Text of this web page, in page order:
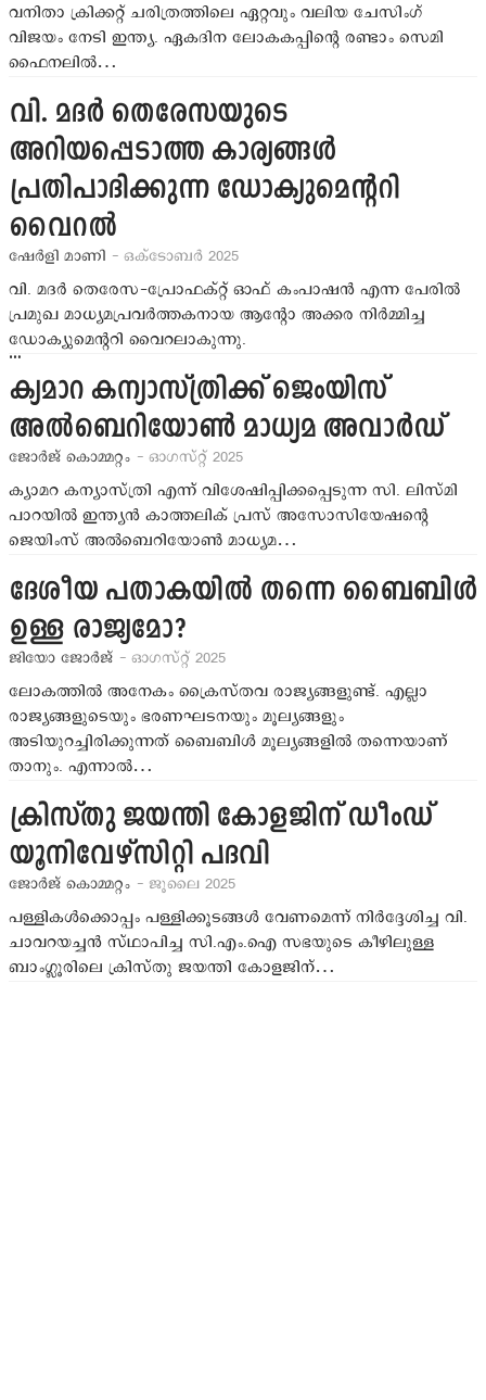
വനിതാ ക്രിക്കറ്റ് ചരിത്രത്തിലെ ഏറ്റവും വലിയ ചേസിംഗ്
വിജയം നേടി ഇന്ത്യ. ഏകദിന ലോകകപ്പിന്‍റെ രണ്ടാം സെമി
ഫൈനലില്‍…
വി. മദര്‍ തെരേസയുടെ
അറിയപ്പെടാത്ത കാര്യങ്ങള്‍
പ്രതിപാദിക്കുന്ന ഡോക്യുമെന്‍ററി
വൈറല്‍
ഷേര്‍ളി മാണി - ഒക്ടോബര്‍ 2025
വി. മദര്‍ തെരേസ-പ്രോഫക്റ്റ് ഓഫ് കംപാഷന്‍ എന്ന പേരില്‍
പ്രമുഖ മാധ്യമപ്രവര്‍ത്തകനായ ആന്‍റോ അക്കര നിര്‍മ്മിച്ച
ഡോക്യുമെന്‍ററി വൈറലാകുന്നു.
…
ക്യമാറ കന്യാസ്ത്രിക്ക് ജെംയിസ്
അല്‍ബെറിയോണ്‍ മാധ്യമ അവാര്‍ഡ്
ജോര്‍ജ് കൊമ്മറ്റം - ഓഗസ്റ്റ് 2025
ക്യാമറ കന്യാസ്ത്രി എന്ന് വിശേഷിപ്പിക്കപ്പെടുന്ന സി. ലിസ്മി
പാറയില്‍ ഇന്ത്യന്‍ കാത്തലിക് പ്രസ് അസോസിയേഷന്റെ
ജെയിംസ് അല്‍ബെറിയോണ്‍ മാധ്യമ…
ദേശീയ പതാകയില്‍ തന്നെ ബൈബിള്‍
ഉള്ള രാജ്യമോ?
ജിയോ ജോര്‍ജ് - ഓഗസ്റ്റ് 2025
ലോകത്തില്‍ അനേകം ക്രൈസ്തവ രാജ്യങ്ങളുണ്ട്. എല്ലാ
രാജ്യങ്ങളുടെയും ഭരണഘടനയും മൂല്യങ്ങളും
അടിയുറച്ചിരിക്കുന്നത് ബൈബിള്‍ മൂല്യങ്ങളില്‍ തന്നെയാണ്
താനും. എന്നാല്‍…
ക്രിസ്തു ജയന്തി കോളജിന് ഡീംഡ്
യൂനിവേഴ്‌സിറ്റി പദവി
ജോര്‍ജ് കൊമ്മറ്റം - ജൂലൈ 2025
പള്ളികള്‍ക്കൊപ്പം പള്ളിക്കൂടങ്ങള്‍ വേണമെന്ന് നിര്‍ദ്ദേശിച്ച വി.
ചാവറയച്ചന്‍ സ്ഥാപിച്ച സി.എം.ഐ സഭയുടെ കീഴിലുള്ള
ബാംഗ്ലൂരിലെ ക്രിസ്തു ജയന്തി കോളജിന്…